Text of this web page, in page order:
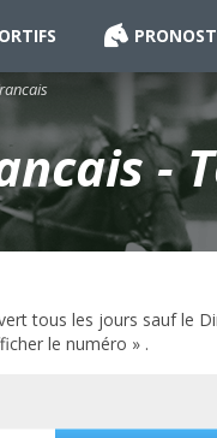
-
tous les jours sauf le
le numéro » .